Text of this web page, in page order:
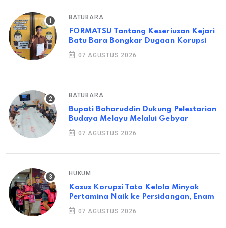
BATUBARA
FORMATSU Tantang Keseriusan Kejari
Batu Bara Bongkar Dugaan Korupsi
07 AGUSTUS 2026
BATUBARA
Bupati Baharuddin Dukung Pelestarian
Budaya Melayu Melalui Gebyar
07 AGUSTUS 2026
HUKUM
Kasus Korupsi Tata Kelola Minyak
Pertamina Naik ke Persidangan, Enam
07 AGUSTUS 2026